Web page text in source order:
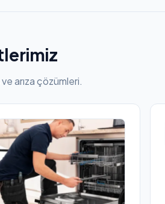
arıza çözümleri.